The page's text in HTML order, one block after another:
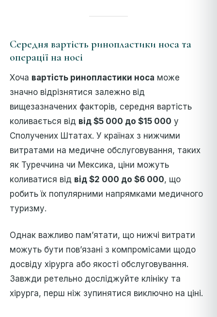
Середня вартість ринопластики носа та
операції на носі
Хоча вартість ринопластики носа може
значно відрізнятися залежно від
вищезазначених факторів, середня вартість
коливається від від $5 000 до $15 000 у
Сполучених Штатах. У країнах з нижчими
витратами на медичне обслуговування, таких
як Туреччина чи Мексика, ціни можуть
коливатися від від $2 000 до $6 000, що
робить їх популярними напрямками медичного
туризму.
Однак важливо пам’ятати, що нижчі витрати
можуть бути пов’язані з компромісами щодо
досвіду хірурга або якості обслуговування.
Завжди ретельно досліджуйте клініку та
хірурга, перш ніж зупинятися виключно на ціні.